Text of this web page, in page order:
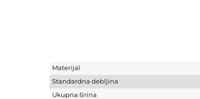
Materijal
Standardna debljina
Ukupna širina